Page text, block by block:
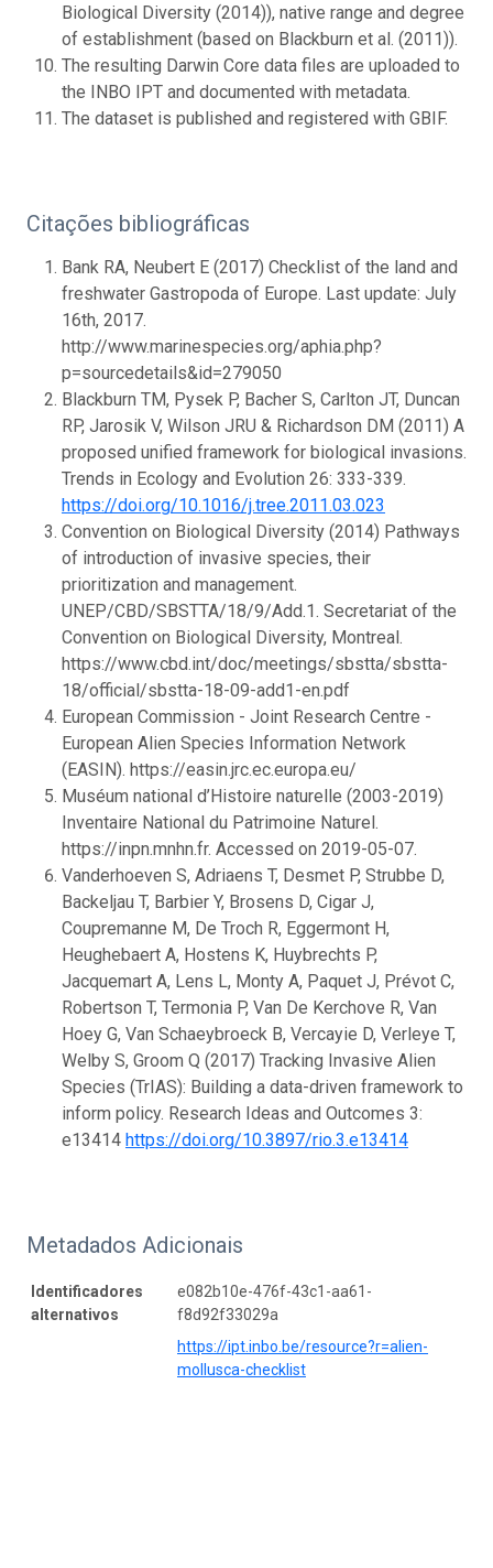
Biological Diversity (2014)), native range and degree
of establishment (based on Blackburn et al. (2011)).
The resulting Darwin Core data files are uploaded to
the INBO IPT and documented with metadata.
The dataset is published and registered with GBIF.
Citações bibliográficas
Bank RA, Neubert E (2017) Checklist of the land and
freshwater Gastropoda of Europe. Last update: July
16th, 2017.
http://www.marinespecies.org/aphia.php?
p=sourcedetails&id=279050
Blackburn TM, Pysek P, Bacher S, Carlton JT, Duncan
RP, Jarosik V, Wilson JRU & Richardson DM (2011) A
proposed unified framework for biological invasions.
Trends in Ecology and Evolution 26: 333-339.
https://doi.org/10.1016/j.tree.2011.03.023
Convention on Biological Diversity (2014) Pathways
of introduction of invasive species, their
prioritization and management.
UNEP/CBD/SBSTTA/18/9/Add.1. Secretariat of the
Convention on Biological Diversity, Montreal.
https://www.cbd.int/doc/meetings/sbstta/sbstta-
18/official/sbstta-18-09-add1-en.pdf
European Commission - Joint Research Centre -
European Alien Species Information Network
(EASIN). https://easin.jrc.ec.europa.eu/
Muséum national d’Histoire naturelle (2003-2019)
Inventaire National du Patrimoine Naturel.
https://inpn.mnhn.fr. Accessed on 2019-05-07.
Vanderhoeven S, Adriaens T, Desmet P, Strubbe D,
Backeljau T, Barbier Y, Brosens D, Cigar J,
Coupremanne M, De Troch R, Eggermont H,
Heughebaert A, Hostens K, Huybrechts P,
Jacquemart A, Lens L, Monty A, Paquet J, Prévot C,
Robertson T, Termonia P, Van De Kerchove R, Van
Hoey G, Van Schaeybroeck B, Vercayie D, Verleye T,
Welby S, Groom Q (2017) Tracking Invasive Alien
Species (TrIAS): Building a data-driven framework to
inform policy. Research Ideas and Outcomes 3:
e13414 https://doi.org/10.3897/rio.3.e13414
Metadados Adicionais
Identificadores
alternativos
e082b10e-476f-43c1-aa61-
f8d92f33029a
https://ipt.inbo.be/resource?r=alien-
mollusca-checklist